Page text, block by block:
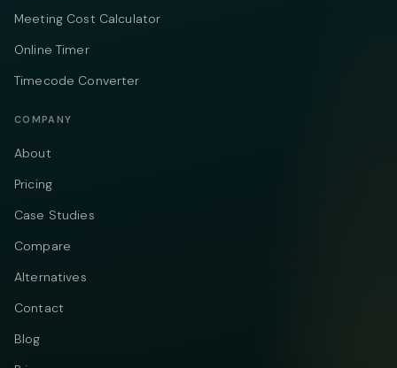
Meeting Cost Calculator
Online Timer
Timecode Converter
COMPANY
About
Pricing
Case Studies
Compare
Alternatives
Contact
Blog